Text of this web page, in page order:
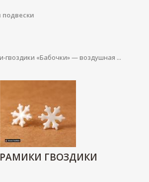
гвоздики «Бабочки» — воздушная ...
ГВОЗДИКИ